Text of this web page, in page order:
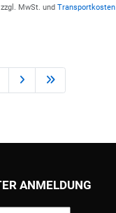
zzgl. MwSt. und Transportkosten
ANMELDUNG